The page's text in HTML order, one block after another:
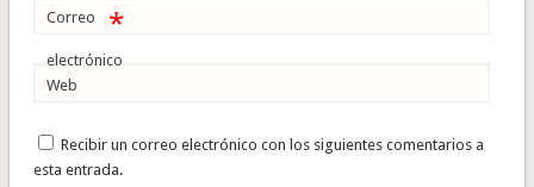
Correo
electrónico
*
Web
Recibir un correo electrónico con los siguientes comentarios a
esta entrada.